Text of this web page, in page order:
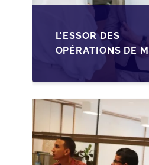
L'ESSOR DES
OPÉRATIONS DE
MID-MARKET AU
MAROC EN 2026 :
DÉFIS POUR LES